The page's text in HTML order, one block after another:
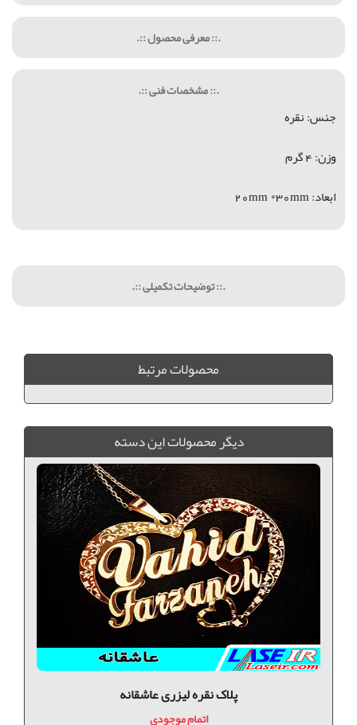
.:: معرفی محصول ::.
.:: مشخصات فنی ::.
جنس: نقره
وزن: 4 گرم
ابعاد: 20mm *30mm
.:: توضیحات تکمیلی ::.
محصولات مرتبط
ديگر محصولات اين دسته
پلاک نقره لیزری عاشقانه
اتمام موجودی